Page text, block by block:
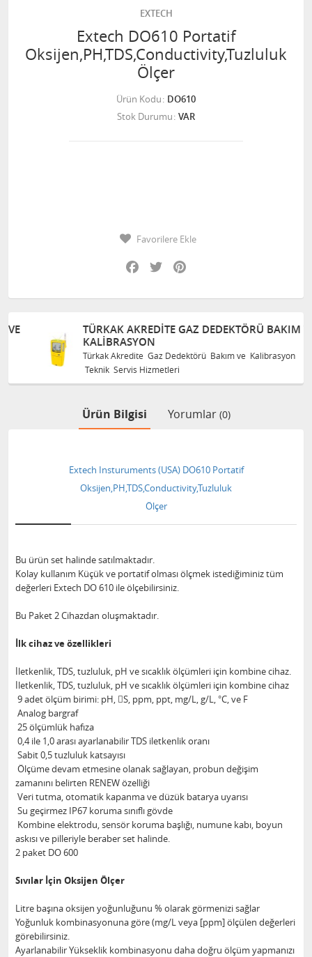
EXTECH
Extech DO610 Portatif
Oksijen,PH,TDS,Conductivity,Tuzluluk
Ölçer
Ürün Kodu DO610
Stok Durumu VAR
Favorilere Ekle
Facebook
Twitter
TÜRKAK AKREDITE GAZ DEDEKTÖRÜ BAKIM VE
KALIBRASYON
Türkak Akredite Gaz Dedektörü Bakım ve Kalibrasyon
Teknik Servis Hizmetleri
Ürün Bilgisi Yorumlar (0)
Extech Insturuments (USA) DO610 Portatif
Oksijen,PH,TDS,Conductivity,Tuzluluk
Ölçer
Bu ürün set halinde satılmaktadır.
Kolay kullanım Küçük ve portatif olması ölçmek istediğiminiz tüm
değerleri Extech DO 610 ile ölçebilirsiniz.
Bu Paket 2 Cihazdan oluşmaktadır.
İlk cihaz ve özellikleri
İletkenlik, TDS, tuzluluk, pH ve sıcaklık ölçümleri için kombine cihaz.
İletkenlik, TDS, tuzluluk, pH ve sıcaklık ölçümleri için kombine cihaz
9 adet ölçüm birimi: pH, S, ppm, ppt, mg/L, g/L, °C, ve F
Analog bargraf
25 ölçümlük hafıza
0,4 ile 1,0 arası ayarlanabilir TDS iletkenlik oranı
Sabit 0,5 tuzluluk katsayısı
Ölçüme devam etmesine olanak sağlayan, probun değişim
zamanını belirten RENEW özelliği
Veri tutma, otomatik kapanma ve düzük batarya uyarısı
Su geçirmez IP67 koruma sınıflı gövde
Kombine elektrodu, sensör koruma başlığı, numune kabı, boyun
askısı ve pilleriyle beraber set halinde.
2 paket DO 600
Sıvılar İçin Oksijen Ölçer
Litre başına oksijen yoğunluğunu % olarak görmenizi sağlar
Yoğunluk kombinasyonuna göre (mg/L veya [ppm] ölçülen değerleri
görebilirsiniz.
Ayarlanabilir Yükseklik kombinasyonu daha doğru ölçüm yapmanızı